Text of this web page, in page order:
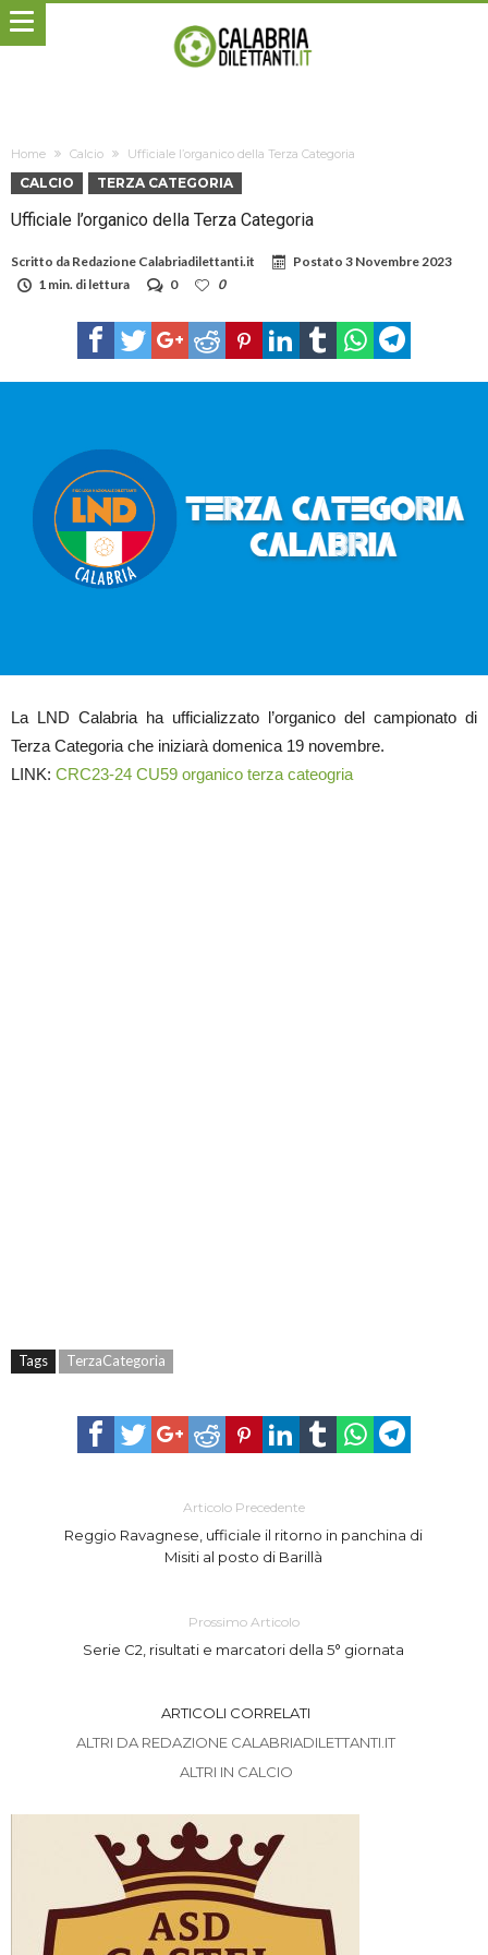
Home Calcio Ufficiale l’organico della Terza Categoria
CALCIO TERZA CATEGORIA
Ufficiale l’organico della Terza Categoria
Scritto da Redazione Calabriadilettanti.it Postato 3 Novembre 2023
1 min. di lettura
0 0
La LND Calabria ha ufficializzato l’organico del campionato di
Terza Categoria che iniziarà domenica 19 novembre.
LINK: CRC23-24 CU59 organico terza cateogria
Tags TerzaCategoria
Articolo Precedente
Reggio Ravagnese, ufficiale il ritorno in panchina di
Misiti al posto di Barillà
Prossimo Articolo
Serie C2, risultati e marcatori della 5° giornata
ARTICOLI CORRELATI
ALTRI DA REDAZIONE CALABRIADILETTANTI.IT
ALTRI IN CALCIO